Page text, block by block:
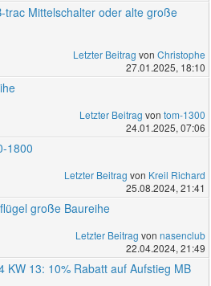
trac Mittelschalter oder alte große
Letzter Beitrag von Christophe
27.01.2025, 18:10
Letzter Beitrag von tom-1300
24.01.2025, 07:06
1800
Letzter Beitrag von Kreil Richard
25.08.2024, 21:41
große Baureihe
Letzter Beitrag von nasenclub
22.04.2024, 21:49
KW 13: 10% Rabatt auf Aufstieg MB